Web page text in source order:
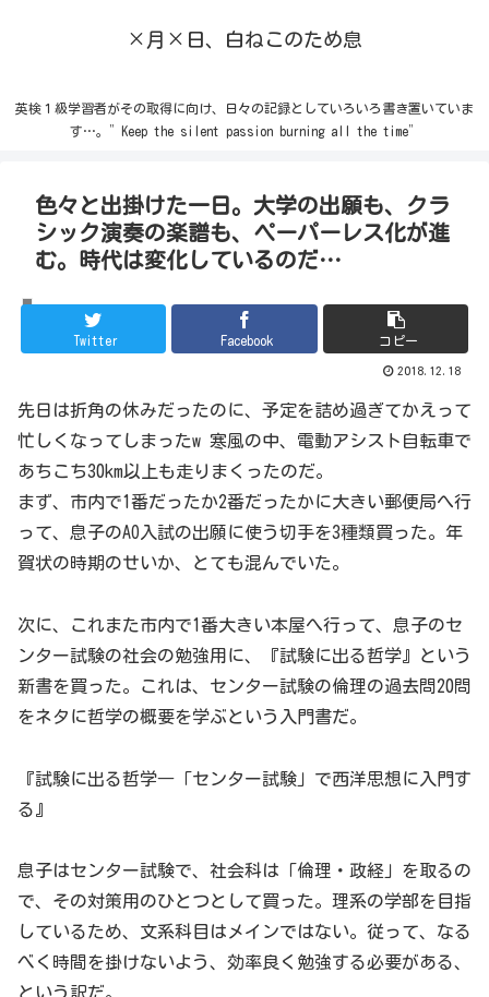
×月×日、白ねこのため息
英検１級学習者がその取得に向け、日々の記録としていろいろ書き置いていま
す…。”Keep the silent passion burning all the time”
色々と出掛けた一日。大学の出願も、クラ
シック演奏の楽譜も、ペーパーレス化が進
む。時代は変化しているのだ…
Twitter Facebook コピー
2018.12.18
先日は折角の休みだったのに、予定を詰め過ぎてかえって
忙しくなってしまったw 寒風の中、電動アシスト自転車で
あちこち30km以上も走りまくったのだ。
まず、市内で1番だったか2番だったかに大きい郵便局へ行
って、息子のAO入試の出願に使う切手を3種類買った。年
賀状の時期のせいか、とても混んでいた。
次に、これまた市内で1番大きい本屋へ行って、息子のセ
ンター試験の社会の勉強用に、『試験に出る哲学』という
新書を買った。これは、センター試験の倫理の過去問20問
をネタに哲学の概要を学ぶという入門書だ。
『試験に出る哲学―「センター試験」で西洋思想に入門す
る』
息子はセンター試験で、社会科は「倫理・政経」を取るの
で、その対策用のひとつとして買った。理系の学部を目指
しているため、文系科目はメインではない。従って、なる
べく時間を掛けないよう、効率良く勉強する必要がある、
という訳だ。